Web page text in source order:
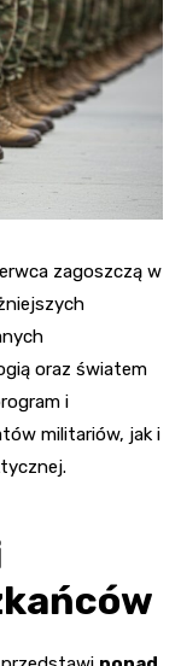
zagoszczą w
oraz światem
i
militariów, jak i